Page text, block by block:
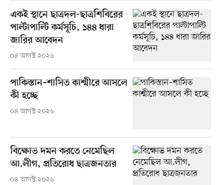
একই স্থানে ছাত্রদল-ছাত্রশিবিরের
পাল্টাপাল্টি কর্মসূচি, ১৪৪ ধারা
জারির আবেদন
০৪ আগস্ট ২০২৬
পাকিস্তান–শাসিত কাশ্মীরে আসলে
কী হচ্ছে
০৪ আগস্ট ২০২৬
বিক্ষোভ দমন করতে নেমেছিল
আ.লীগ, প্রতিরোধ ছাত্রজনতার
০৪ আগস্ট ২০২৬